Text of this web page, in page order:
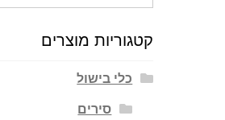
קטגוריות מוצרים
כלי בישול
סירים